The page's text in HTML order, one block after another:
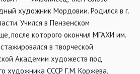
художник Мордовии. Родился в г.
Учился в Пензенском
после которого окончил МГАХИ им.
в творческой
Академии художеств под
художника СССР Г.М. Коржева.